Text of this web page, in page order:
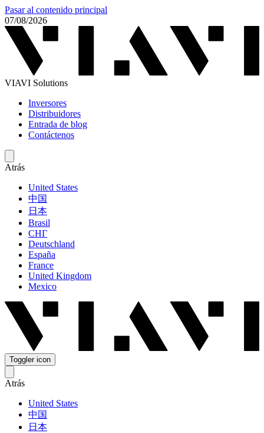
Pasar al contenido principal
07/08/2026
VIAVI Solutions
Inversores
Distribuidores
Entrada de blog
Contáctenos
Atrás
United States
中国
日本
Brasil
СНГ
Deutschland
España
France
United Kingdom
Mexico
Toggler icon
Atrás
United States
中国
日本